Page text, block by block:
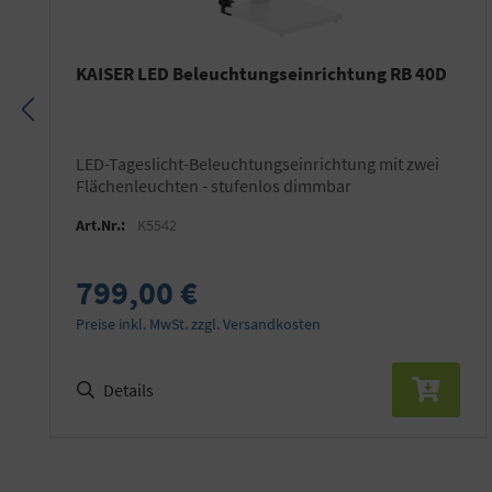
KAISER LED Beleuchtungseinrichtung RB 40D
LED-Tageslicht-Beleuchtungseinrichtung mit zwei
Flächenleuchten - stufenlos dimmbar
Art.Nr.: K5542
799,00 €
Preise inkl. MwSt. zzgl. Versandkosten
Details